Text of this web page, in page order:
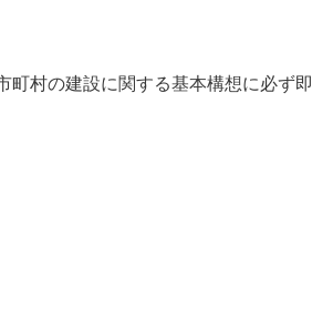
町村の建設に関する基本構想に必ず即